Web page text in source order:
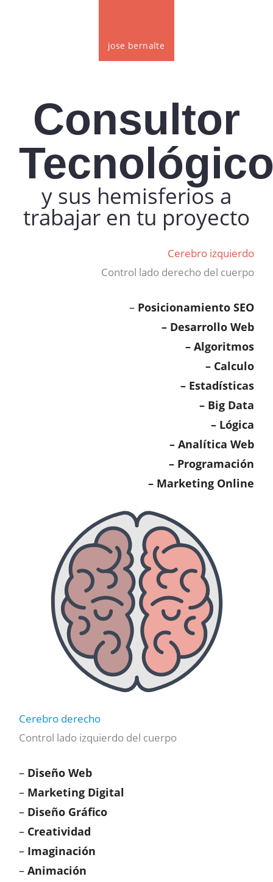
jose bernalte
Consultor
y sus hemisferios a
trabajar en tu proyecto
Cerebro izquierdo
Control lado derecho del cuerpo
– Posicionamiento SEO
– Desarrollo Web
– Algoritmos
– Calculo
– Estadísticas
– Big Data
– Lógica
– Analítica Web
– Programación
– Marketing Online
Cerebro derecho
Control lado izquierdo del cuerpo
– Diseño Web
– Marketing Digital
– Diseño Gráfico
– Creatividad
– Imaginación
–Animación